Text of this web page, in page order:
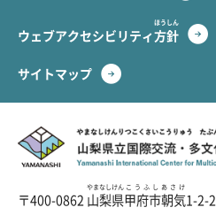
ウェブアクセシビリティ方針
ほうしん
サイトマップ
山梨
やまなし
県立
けんりつ
国際
こくさい
交流
こうりゅう
・多文化
たぶんか
共
きょ
〒400-0862山梨県
やまなしけん
甲府市朝気
こうふしあさけ
1-2-2